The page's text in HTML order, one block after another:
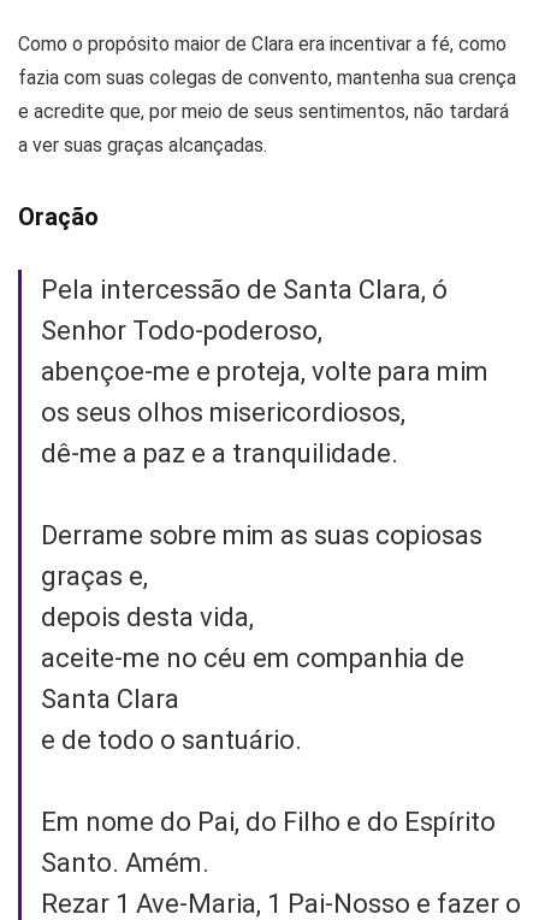
Como o propósito maior de Clara era incentivar a fé, como
fazia com suas colegas de convento, mantenha sua crença
e acredite que, por meio de seus sentimentos, não tardará
a ver suas graças alcançadas.
Oração
Pela intercessão de Santa Clara, ó
Senhor Todo-poderoso,
abençoe-me e proteja, volte para mim
os seus olhos misericordiosos,
dê-me a paz e a tranquilidade.
Derrame sobre mim as suas copiosas
graças e,
depois desta vida,
aceite-me no céu em companhia de
Santa Clara
e de todo o santuário.
Em nome do Pai, do Filho e do Espírito
Santo. Amém.
Rezar 1 Ave-Maria, 1 Pai-Nosso e fazer o